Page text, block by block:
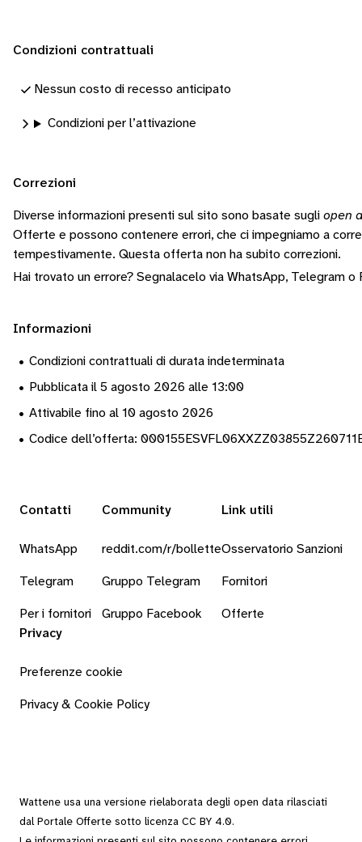
Condizioni contrattuali
Nessun costo di recesso anticipato
Condizioni per l’attivazione
Correzioni
Diverse informazioni presenti sul sito sono basate sugli open
Offerte e possono contenere errori, che ci impegniamo a
tempestivamente. Questa offerta non ha subito correzioni.
Hai trovato un errore? Segnalacelo via WhatsApp, Telegram o
Informazioni
• Condizioni contrattuali di durata indeterminata
• Pubblicata il 5 agosto 2026 alle 13:00
• Attivabile fino al 10 agosto 2026
• Codice dell’offerta:
Contatti
WhatsApp
Telegram
Per i fornitori
Community
reddit.com/r/bollette
Gruppo Telegram
Gruppo Facebook
Link utili
Osservatorio Sanzioni
Fornitori
Offerte
Privacy
Preferenze cookie
Privacy & Cookie Policy
Wattene usa una versione rielaborata degli open data rilasciati
dal Portale Offerte sotto licenza CC BY 4.0.